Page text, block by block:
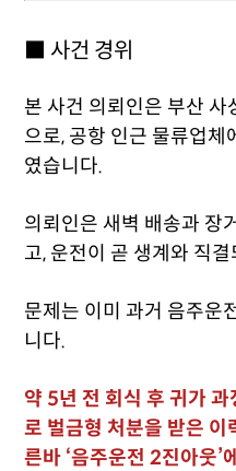
■ 사건 경위
본 사건 의뢰인은 부산
으로, 공항 인근 물류업
였습니다.
의뢰인은 새벽 배송과 장
고, 운전이 곧 생계와 직
문제는 이미 과거 음주운
니다.
약 5년 전 회식 후 귀가
로 벌금형 처분을 받은 이
른바 ‘음주운전 2진아웃’